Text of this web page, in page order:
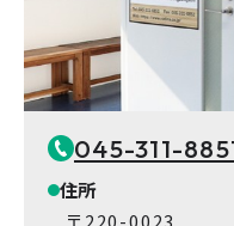
045-311-
住所